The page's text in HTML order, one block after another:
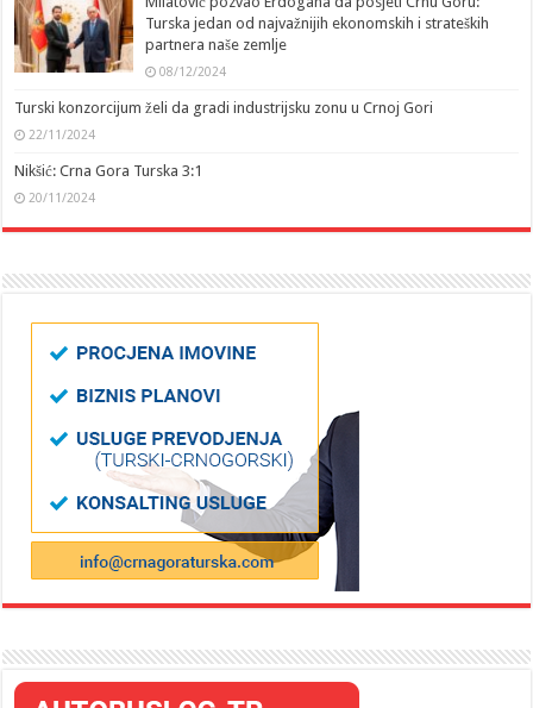
Turska jedan od najvažnijih ekonomskih i strateških
partnera naše zemlje
08/12/2024
Turski konzorcijum želi da gradi industrijsku zonu u Crnoj Gori
22/11/2024
Nikšić: Crna Gora Turska 3:1
20/11/2024